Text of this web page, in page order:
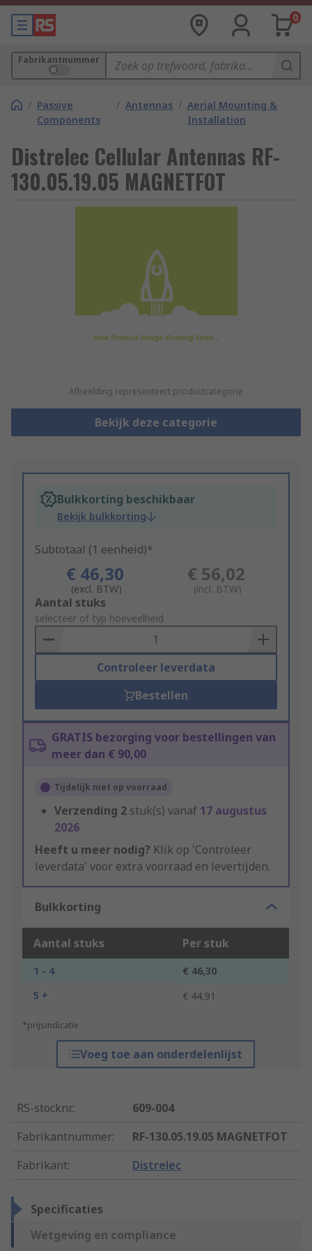
0
Fabrikantnummer
/ Passive
Components
/ Antennas / Aerial Mounting &
Installation
Distrelec Cellular Antennas RF-
130.05.19.05 MAGNETFOT
Afbeelding representeert productcategorie
Bekijk deze categorie
Bulkkorting beschikbaar
Bekijk bulkkorting
Subtotaal (1 eenheid)*
€ 46,30
(excl. BTW)
€ 56,02
(incl. BTW)
Add
to
Basket
Aantal stuks
selecteer of typ hoeveelheid
Controleer leverdata
Bestellen
GRATIS bezorging voor bestellingen van
meer dan € 90,00
Tijdelijk niet op voorraad
Verzending 2 stuk(s) vanaf 17 augustus
2026
Heeft u meer nodig? Klik op 'Controleer
leverdata' voor extra voorraad en levertijden.
Bulkkorting
Aantal stuks Per stuk
1 - 4
€ 46,30
5 +
€ 44,91
*prijsindicatie
Voeg toe aan onderdelenlijst
RS-stocknr.:
609-004
Fabrikantnummer:
RF-130.05.19.05 MAGNETFOT
Fabrikant: Distrelec
Specificaties
Wetgeving en compliance